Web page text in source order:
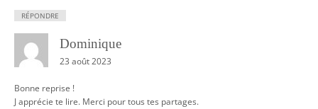
RÉPONDRE
Dominique
23 août 2023
Bonne reprise !
J apprécie te lire. Merci pour tous tes partages.